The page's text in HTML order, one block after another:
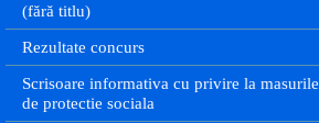
(fără titlu)
Rezultate concurs
Scrisoare informativa cu privire la masurile
de protectie sociala